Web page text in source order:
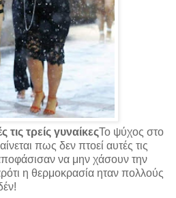
τρείς γυναίκεςΤο ψύχος στο
πως δεν πτοεί αυτές τις
να μην χάσουν την
η θερμοκρασία ηταν πολλούς